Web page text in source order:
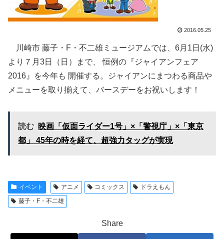
2016.05.25
川崎市 藤子・F・不二雄ミュージアムでは、6月1日(水)
より７月3日（日）まで、 恒例の『ジャイアンフェア
2016』を今年も 開催する。ジャイアンにまつわる商品や
メニューを取り揃えて、バースデーをお祝いします！
読む 映画「仮面ライダー1号」×「警視庁」×「東京
都」 45年の時を経て、超強力タッグが実現
イベント アニメ コミックス
ドラえもん
藤子・F・不二雄
Share